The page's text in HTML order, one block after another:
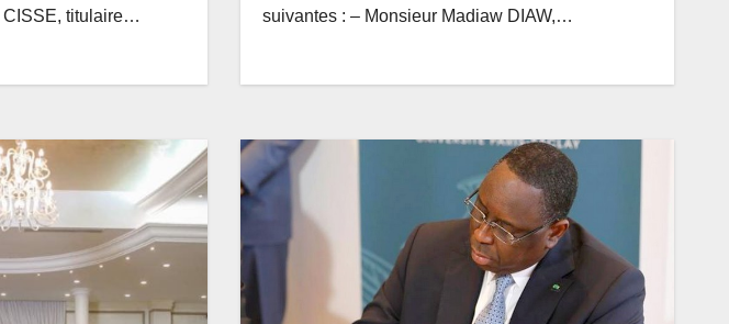
CISSE, titulaire…
suivantes : – Monsieur Madiaw DIAW,…